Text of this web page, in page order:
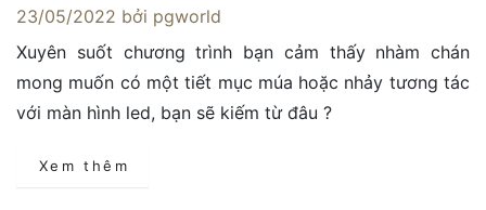
23/05/2022 bởi pgworld
Xuyên suốt chương trình bạn cảm thấy nhàm chán
mong muốn có một tiết mục múa hoặc nhảy tương tác
với màn hình led, bạn sẽ kiếm từ đâu ?
Xem thêm